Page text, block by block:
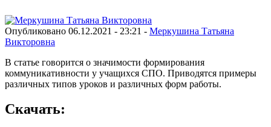
Опубликовано 06.12.2021 - 23:21 - Меркушина Татьяна
Викторовна
В статье говорится о значимости формирования
коммуникативности у учащихся СПО. Приводятся примеры
различных типов уроков и различных форм работы.
Скачать: